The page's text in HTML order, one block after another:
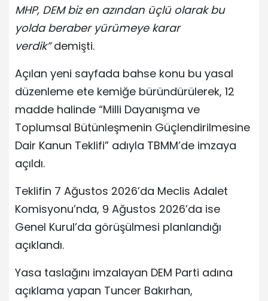
MHP, DEM biz en azından üçlü olarak bu
yolda beraber yürümeye karar
verdik”demişti.
Açılan yeni sayfada bahse konu bu yasal
düzenleme ete kemiğe büründürülerek, 12
madde halinde “Milli Dayanışma ve
Toplumsal Bütünleşmenin Güçlendirilmesine
Dair Kanun Teklifi” adıyla TBMM’de imzaya
açıldı.
Teklifin 7 Ağustos 2026’da Meclis Adalet
Komisyonu’nda, 9 Ağustos 2026’da ise
Genel Kurul’da görüşülmesi planlandığı
açıklandı.
Yasa taslağını imzalayan DEM Parti adına
açıklama yapan Tuncer Bakırhan,